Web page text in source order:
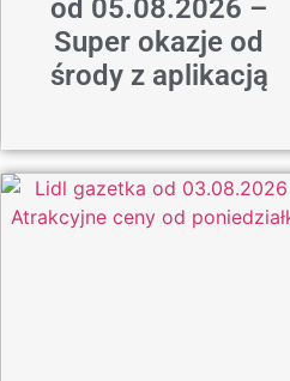
od 05.08.2026 –
Super okazje od
środy z aplikacją